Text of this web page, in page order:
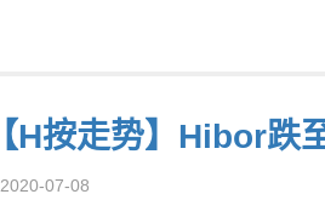
【H按走势】Hibor跌
2020-07-08